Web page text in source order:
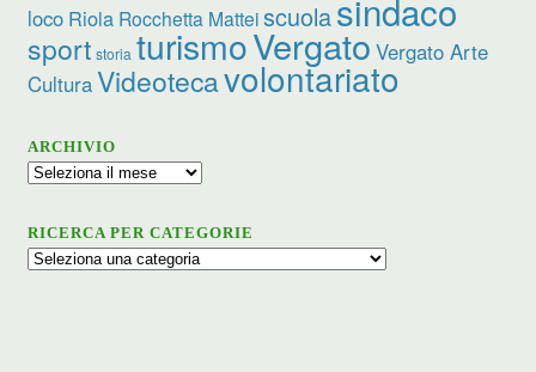
loco Riola Rocchetta Matteiscuolasindaco
sport storia turismoVergato Vergato Arte
CulturaVideotecavolontariato
ARCHIVIO
Archivio
RICERCA PER CATEGORIE
Ricerca